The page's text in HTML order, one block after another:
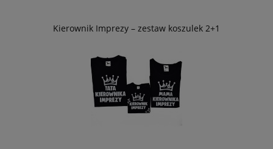
Kierownik Imprezy – zestaw koszulek 2+1